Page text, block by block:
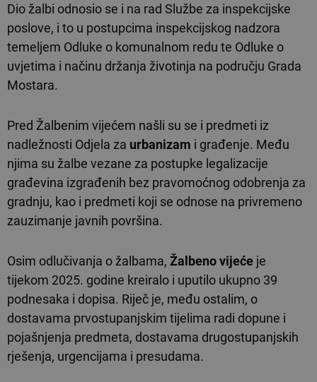
Dio žalbi odnosio se i na rad Službe za inspekcijske
poslove, i to u postupcima inspekcijskog nadzora
temeljem Odluke o komunalnom redu te Odluke o
uvjetima i načinu držanja životinja na području Grada
Mostara.
Pred Žalbenim vijećem našli su se i predmeti iz
nadležnosti Odjela za urbanizam i građenje. Među
njima su žalbe vezane za postupke legalizacije
građevina izgrađenih bez pravomoćnog odobrenja za
gradnju, kao i predmeti koji se odnose na privremeno
zauzimanje javnih površina.
Osim odlučivanja o žalbama, Žalbeno vijeće je
tijekom 2025. godine kreiralo i uputilo ukupno 39
podnesaka i dopisa. Riječ je, među ostalim, o
dostavama prvostupanjskim tijelima radi dopune i
pojašnjenja predmeta, dostavama drugostupanjskih
rješenja, urgencijama i presudama.